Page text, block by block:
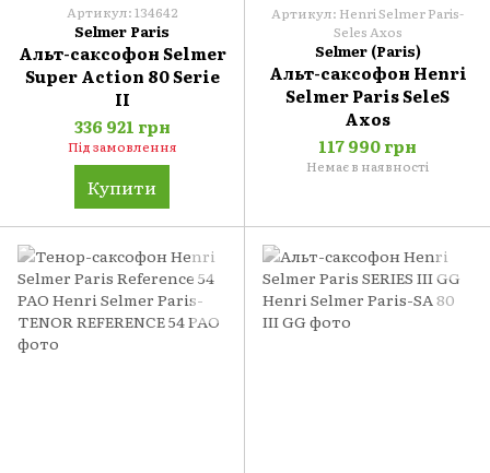
Артикул: 134642
Selmer Paris
Альт-саксофон Selmer
Super Action 80 Serie
II
336 921 грн
Під замовлення
Купити
Артикул: Henri Selmer Paris-
Seles Axos
Selmer (Paris)
Альт-саксофон Henri
Selmer Paris SeleS
Axos
117 990 грн
Немає в наявності